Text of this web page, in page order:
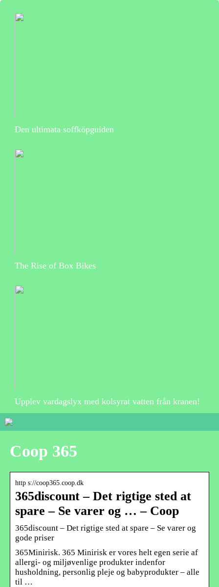
Den ultimata soffköpguiden
The Rise of Box Bikes
Upplev vardagslyx med kolsyrat vatten från kranen!
Coop 365
http s://coop365.coop.dk
365discount – Det rigtige sted at
spare – Se varer og … – Coop
365discount – Det rigtige sted at spare – Se varer og
gode priser
365Minirisk. 365 Minirisk er vores helt egen serie af
allergi- og miljøvenlige produkter indenfor
husholdning, personlig pleje og babyprodukter – alle
til …